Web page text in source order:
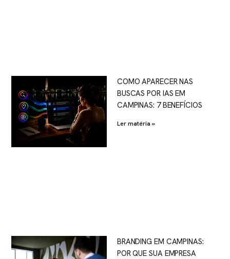
COMO APARECER NAS
BUSCAS POR IAS EM
CAMPINAS: 7 BENEFÍCIOS
Ler matéria »
BRANDING EM CAMPINAS:
POR QUE SUA EMPRESA